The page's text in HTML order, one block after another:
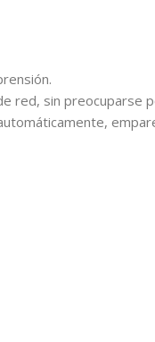
red, sin preocuparse